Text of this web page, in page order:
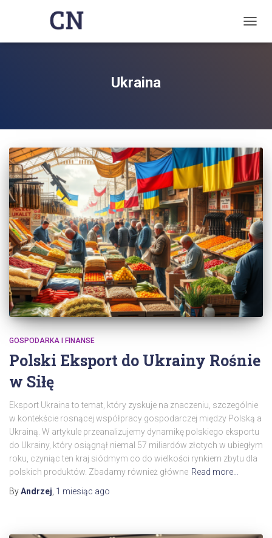
Ukraina
GOSPODARKA I FINANSE
Polski Eksport do Ukrainy Rośnie
w Siłę
Eksport Ukraina to temat, który zyskuje na znaczeniu, szczególnie
w kontekście rosnącej współpracy gospodarczej między Polską a
Ukrainą. W artykule przeanalizujemy dynamikę polskiego eksportu
do Ukrainy, który osiągnął niemal 57 miliardów złotych w ubiegłym
roku, czyniąc ten kraj siódmym co do wielkości rynkiem zbytu dla
polskich produktów. Zbadamy również główne Read more…
ByAndrzej 1 miesiąc ago